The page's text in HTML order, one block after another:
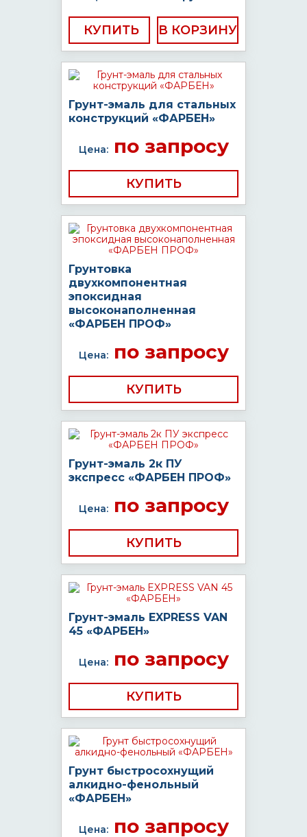
КУПИТЬ
Грунт-эмаль для стальных
конструкций «ФАРБЕН»
Цена:по запросу
КУПИТЬ
Грунтовка
двухкомпонентная
эпоксидная
высоконаполненная
«ФАРБЕН ПРОФ»
Цена:по запросу
КУПИТЬ
Грунт-эмаль 2к ПУ
экспресс «ФАРБЕН ПРОФ»
Цена:по запросу
КУПИТЬ
Грунт-эмаль EXPRESS VAN
45 «ФАРБЕН»
Цена:по запросу
КУПИТЬ
Грунт быстросохнущий
алкидно-фенольный
«ФАРБЕН»
Цена:по запросу